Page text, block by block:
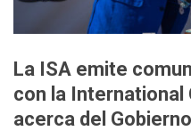
La ISA emite
con la International
acerca del